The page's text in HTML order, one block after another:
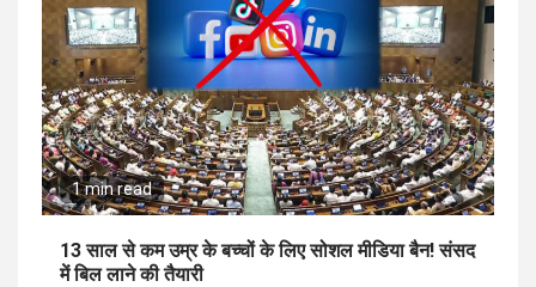
1 min read
13 साल से कम उम्र के बच्चों के लिए सोशल मीडिया बैन! संसद
में बिल लाने की तैयारी